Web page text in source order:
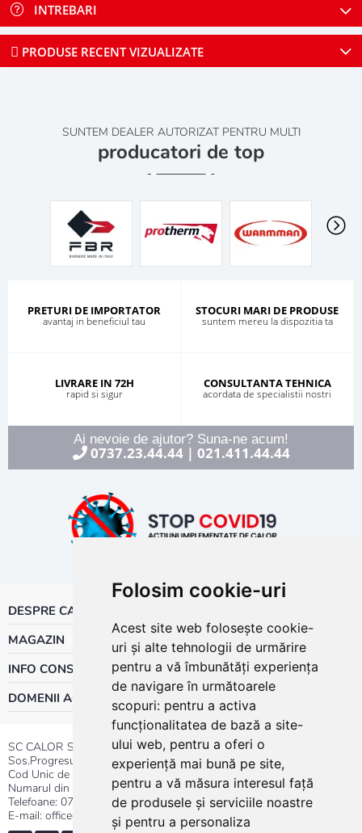
Folosim cookie-uri
Acest site web folosește cookie-
uri și alte tehnologii de urmărire
pentru a vă îmbunătăți experiența
de navigare în următoarele
scopuri: pentru a activa
funcționalitatea de bază a site-
ului web, pentru a oferi o
experiență mai bună pe site,
pentru a vă măsura interesul față
de produsele și serviciile noastre
și pentru a personaliza
INTREBARI
PRODUSE RECENT VIZUALIZATE
SUNTEM DEALER AUTORIZAT PENTRU MULTI
producatori de top
PRETURI DE IMPORTATOR
avantaj in beneficiul tau
STOCURI MARI DE PRODUSE
suntem mereu la dispozitia ta
LIVRARE IN 72H
rapid si sigur
CONSULTANTA TEHNICA
acordata de specialistii nostri
Ai nevoie de ajutor? Suna-ne acum!
0737.23.44.44| 021.411.44.44
DESPRE CALOR
MAGAZIN
INFO CONSUMATOR
DOMENII ACTIVITATE
SC CALOR SRL
Sos.Progresului nr.30-40, Sector 5, Bucuresti
Cod Unic de Inregistrare: RO 3004724
Numarul din Registrul Comertului:J40/13176/1991
Telefoane: 0737.23.44.44|021.411.44.44
E-mail: office@calor.ro